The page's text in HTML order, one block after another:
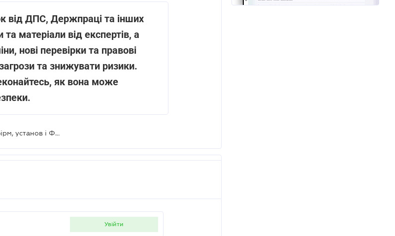
від ДПС, Держпраці та інших
матеріали від експертів, а
нові перевірки та правові
та знижувати ризики.
як вона може
ДСНС перевірить у 2026 році більше 46 тисяч фірм, установ і ФОПів
увійти